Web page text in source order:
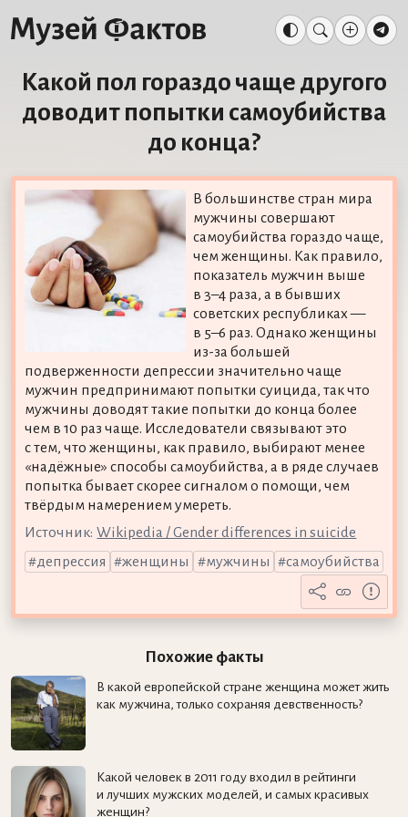
Какой пол гораздо чаще другого
доводит попытки самоубийства
до конца?
В большинстве стран мира
мужчины совершают
самоубийства гораздо чаще,
чем женщины. Как правило,
показатель мужчин выше
в 3–4 раза, а в бывших
советских республиках —
в 5–6 раз. Однако женщины
из-за большей
подверженности депрессии значительно чаще
мужчин предпринимают попытки суицида, так что
мужчины доводят такие попытки до конца более
чем в 10 раз чаще. Исследователи связывают это
с тем, что женщины, как правило, выбирают менее
«надёжные» способы самоубийства, а в ряде случаев
попытка бывает скорее сигналом о помощи, чем
твёрдым намерением умереть.
Источник: Wikipedia / Gender differences in suicide
депрессия
женщины мужчины самоубийства
Похожие факты
В какой европейской стране женщина может жить
как мужчина, только сохраняя девственность?
Какой человек в 2011 году входил в рейтинги
и лучших мужских моделей, и самых красивых
женщин?